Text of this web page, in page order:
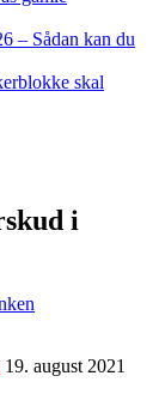
– Sådan kan du
skal
i
19. august 2021